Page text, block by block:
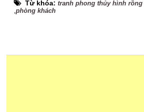
Từ khóa:tranh phong thủy hình rồng
,phòng khách